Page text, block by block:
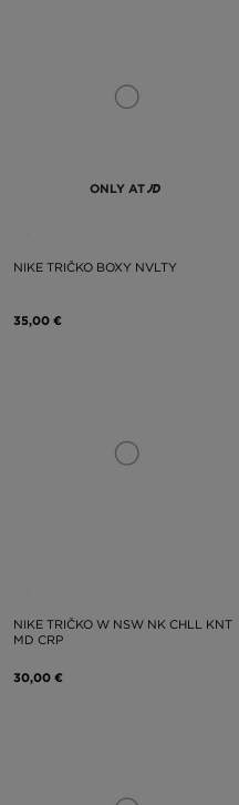
ONLY AT
NIKE TRIČKO BOXY NVLTY
35,00 €
NIKE TRIČKO W NSW NK CHLL KNT
MD CRP
30,00 €